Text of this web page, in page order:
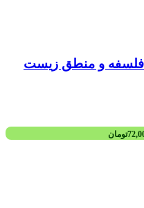
فلسفه و منطق زیست
تومان